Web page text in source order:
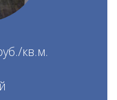
кв.м.